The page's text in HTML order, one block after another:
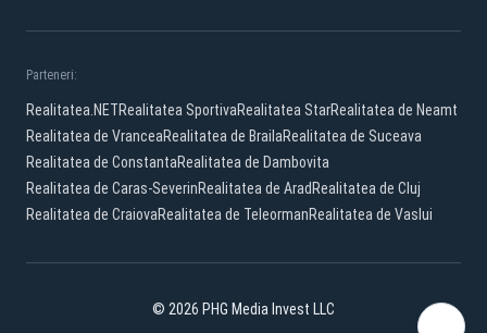
Parteneri:
Realitatea.NETRealitatea SportivaRealitatea StarRealitatea de Neamt
Realitatea de VranceaRealitatea de BrailaRealitatea de Suceava
Realitatea de ConstantaRealitatea de Dambovita
Realitatea de Caras-SeverinRealitatea de Arad Realitatea de Cluj
Realitatea de CraiovaRealitatea de TeleormanRealitatea de Vaslui
© 2026 PHG Media Invest LLC